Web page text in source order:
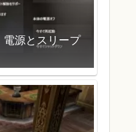
電源とスリープ